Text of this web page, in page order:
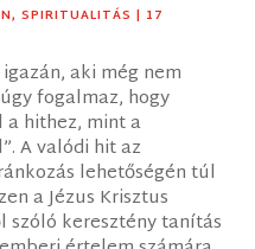
,SPIRITUALITÁS | 17
aki még nem
fogalmaz, hogy
a hithez, mint a
A valódi hit az
lehetőségén túl
a Jézus Krisztus
szóló keresztény tanítás